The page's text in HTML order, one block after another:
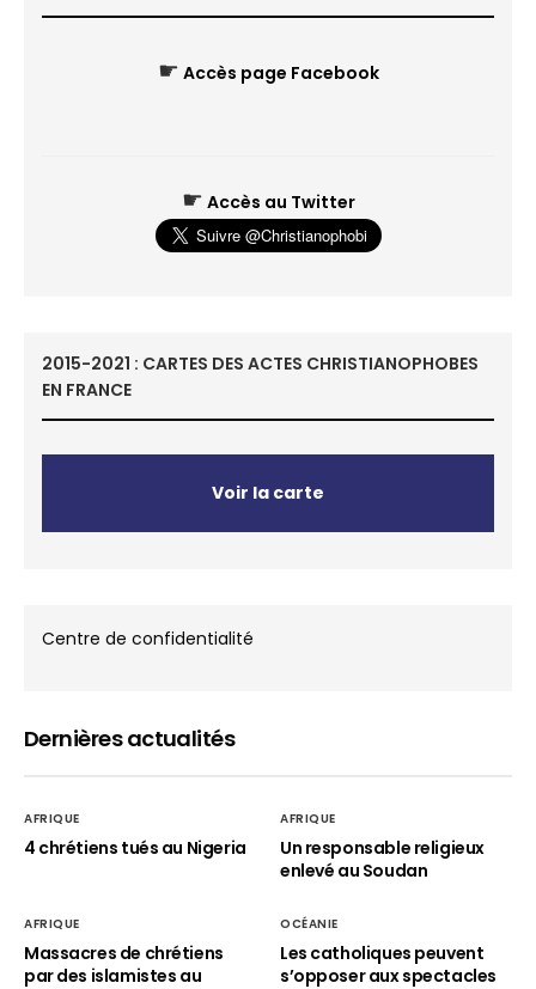
☛ Accès page Facebook
☛ Accès au Twitter
2015-2021 : CARTES DES ACTES CHRISTIANOPHOBES
EN FRANCE
Voir la carte
Centre de confidentialité
Dernières actualités
AFRIQUE
4 chrétiens tués au Nigeria
AFRIQUE
Un responsable religieux
enlevé au Soudan
AFRIQUE
Massacres de chrétiens
par des islamistes au
OCÉANIE
Les catholiques peuvent
s’opposer aux spectacles